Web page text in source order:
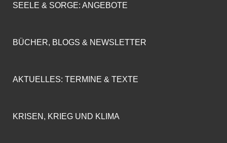
SEELE & SORGE: ANGEBOTE
BÜCHER, BLOGS & NEWSLETTER
AKTUELLES: TERMINE & TEXTE
KRISEN, KRIEG UND KLIMA